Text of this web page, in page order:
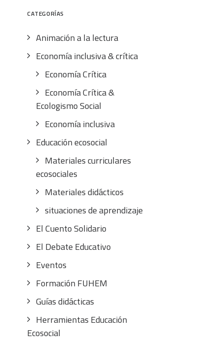
CATEGORÍAS
Animación a la lectura
Economía inclusiva & crítica
Economía Crítica
Economía Crítica &
Ecologismo Social
Economía inclusiva
Educación ecosocial
Materiales curriculares
ecosociales
Materiales didácticos
situaciones de aprendizaje
El Cuento Solidario
El Debate Educativo
Eventos
Formación FUHEM
Guías didácticas
Herramientas Educación
Ecosocial